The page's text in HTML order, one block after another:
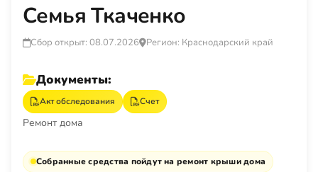
Семья Ткаченко
Сбор открыт: 08.07.2026 Регион: Краснодарский край
Документы:
Акт обследования Счет
Ремонт дома
Собранные средства пойдут на ремонт крыши дома